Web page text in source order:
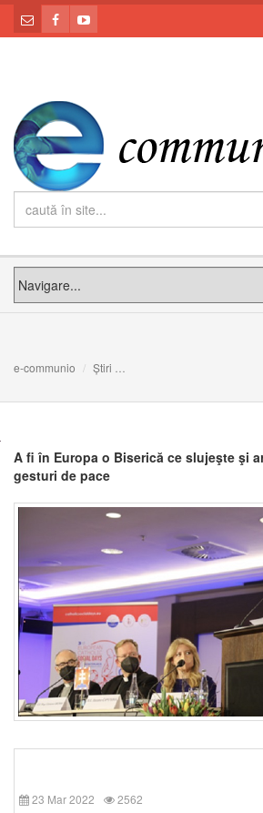
e-communio Știri
A fi în Europa o Biserică ce slujeşte şi
gesturi de pace
23 Mar 2022 2562